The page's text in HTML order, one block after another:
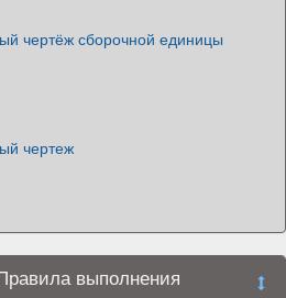
чертёж сборочной единицы
чертеж
выполнения